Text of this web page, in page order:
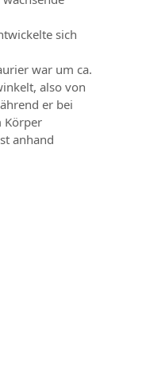
sich
war um ca.
also von
er bei
Körper
anhand